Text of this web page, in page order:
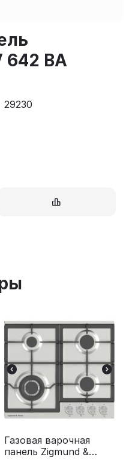
642 BA
29230
Газовая варочная
панель Zigmund &